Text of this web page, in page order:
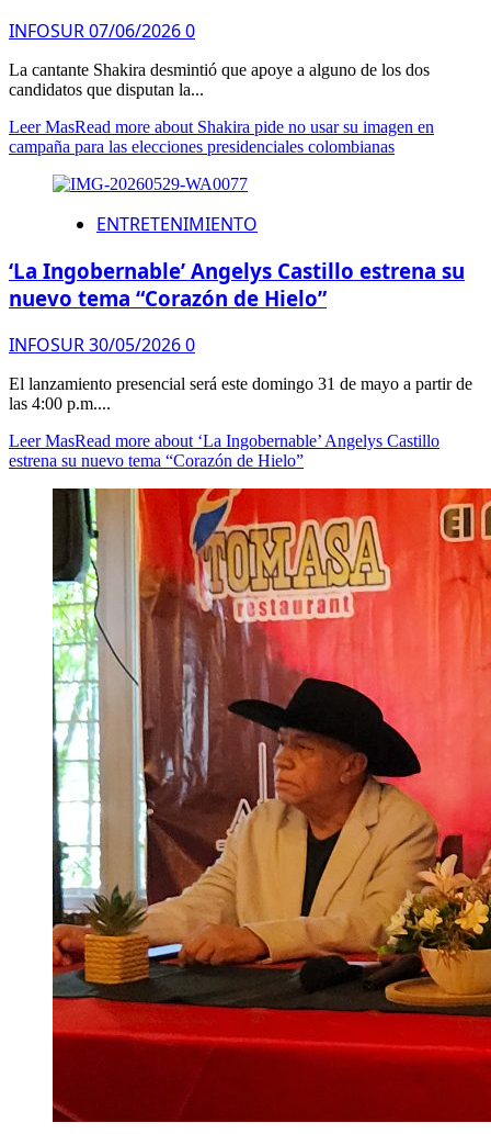
INFOSUR07/06/20260
La cantante Shakira desmintió que apoye a alguno de los dos
candidatos que disputan la...
Leer MasRead more about Shakira pide no usar su imagen en
campaña para las elecciones presidenciales colombianas
ENTRETENIMIENTO
‘La Ingobernable’ Angelys Castillo estrena su
nuevo tema “Corazón de Hielo”
INFOSUR30/05/20260
El lanzamiento presencial será este domingo 31 de mayo a partir de
las 4:00 p.m....
Leer MasRead more about ‘La Ingobernable’ Angelys Castillo
estrena su nuevo tema “Corazón de Hielo”